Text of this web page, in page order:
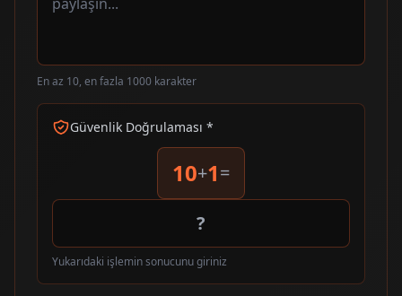
En az 10, en fazla 1000 karakter
Güvenlik Doğrulaması *
10+1=
Yukarıdaki işlemin sonucunu giriniz